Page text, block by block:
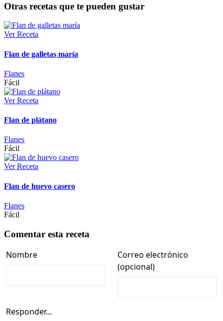
Otras recetas que te pueden gustar
Ver Receta
Flan de galletas maría
Flanes
Fácil
Ver Receta
Flan de plátano
Flanes
Fácil
Ver Receta
Flan de huevo casero
Flanes
Fácil
Comentar esta receta